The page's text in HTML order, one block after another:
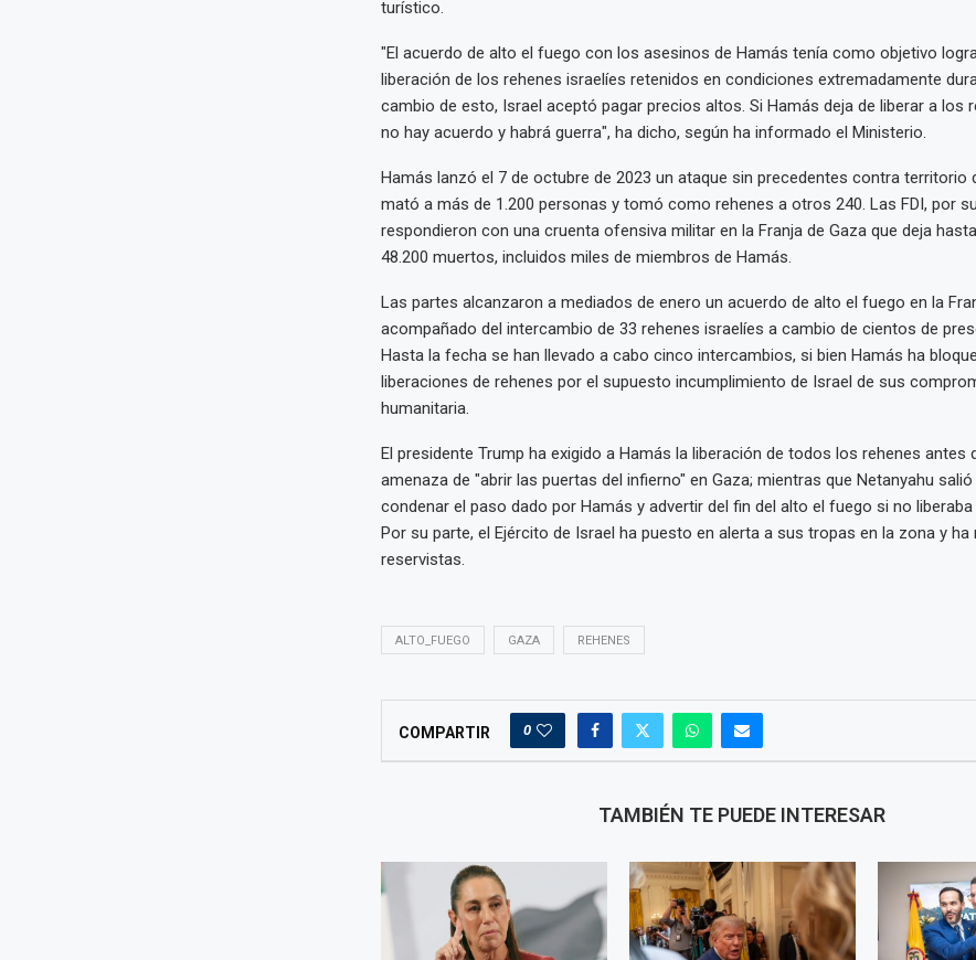
turístico.
"El acuerdo de alto el fuego con los asesinos de Hamás tenía como objetivo
liberación de los rehenes israelíes retenidos en condiciones extremadamente
cambio de esto, Israel aceptó pagar precios altos. Si Hamás deja de liberar a los
no hay acuerdo y habrá guerra", ha dicho, según ha informado el Ministerio.
Hamás lanzó el 7 de octubre de 2023 un ataque sin precedentes contra territorio
mató a más de 1.200 personas y tomó como rehenes a otros 240. Las FDI, por
respondieron con una cruenta ofensiva militar en la Franja de Gaza que deja
48.200 muertos, incluidos miles de miembros de Hamás.
Las partes alcanzaron a mediados de enero un acuerdo de alto el fuego en la
acompañado del intercambio de 33 rehenes israelíes a cambio de cientos de
Hasta la fecha se han llevado a cabo cinco intercambios, si bien Hamás ha
liberaciones de rehenes por el supuesto incumplimiento de Israel de sus
humanitaria.
El presidente Trump ha exigido a Hamás la liberación de todos los rehenes antes
amenaza de "abrir las puertas del infierno" en Gaza; mientras que Netanyahu
condenar el paso dado por Hamás y advertir del fin del alto el fuego si no
Por su parte, el Ejército de Israel ha puesto en alerta a sus tropas en la zona y
reservistas.
ALTO_FUEGO GAZA REHENES
COMPARTIR 0
TAMBIÉN TE PUEDE INTERESAR